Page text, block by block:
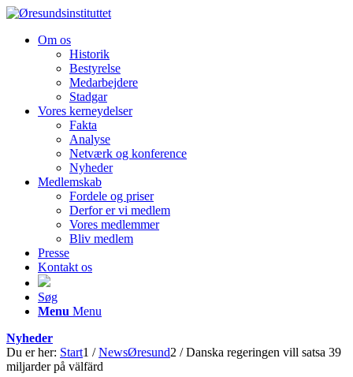
Om os
Historik
Bestyrelse
Medarbejdere
Stadgar
Vores kerneydelser
Fakta
Analyse
Netværk og konference
Nyheder
Medlemskab
Fordele og priser
Derfor er vi medlem
Vores medlemmer
Bliv medlem
Presse
Kontakt os
Søg
Menu Menu
Nyheder
Du er her: Start1 / NewsØresund2 / Danska regeringen vill satsa 39
miljarder på välfärd